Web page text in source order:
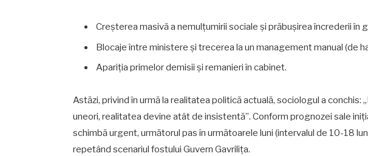
Creșterea masivă a nemulțumirii sociale și prăbușirea încrederii în
Blocaje între ministere și trecerea la un management manual (de
Apariția primelor demisii și remanieri în cabinet.
Astăzi, privind în urmă la realitatea politică actuală, sociologul a conchis:
uneori, realitatea devine atât de insistentă”. Conform prognozei sale
schimbă urgent, următorul pas în următoarele luni (intervalul de 10-18
repetând scenariul fostului Guvern Gavrilița.